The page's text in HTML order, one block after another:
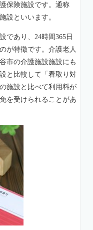
保険施設です。通称
設といいます。
あり、24時間365日
が特徴です。介護老人
市の介護施設施設にも
と比較して「看取り対
施設と比べて利用料が
を受けられることがあ